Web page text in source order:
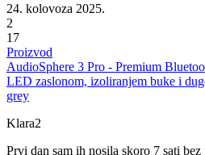
24. kolovoza 2025.
2
17
Proizvod
AudioSphere 3 Pro - Premium
LED zaslonom, izoliranjem buke i
grey
Klara2
Prvi dan sam ih nosila skoro 7 sati